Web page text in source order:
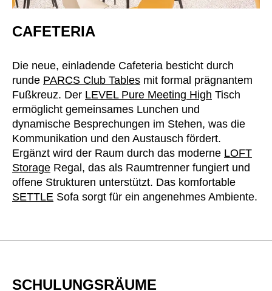
Taiwan(TW)
Tansania(TZ)
Tschechische Republik(CZ)
Tunesien(TN)
Ukraine (UA)
Ungarn (HU)
Vereinigte Arabische Emirate (AE)
Weißrussland (BY)
Ägypten(EG)
Österreich(AT)
CAFETERIA
Die neue, einladende Cafeteria besticht durch
runde PARCS Club Tables mit formal prägnantem
Fußkreuz. Der LEVEL Pure Meeting High Tisch
ermöglicht gemeinsames Lunchen und
dynamische Besprechungen im Stehen, was die
Kommunikation und den Austausch fördert.
Ergänzt wird der Raum durch das moderne LOFT
Storage Regal, das als Raumtrenner fungiert und
offene Strukturen unterstützt. Das komfortable
SETTLE Sofa sorgt für ein angenehmes Ambiente.
SCHULUNGSRÄUME